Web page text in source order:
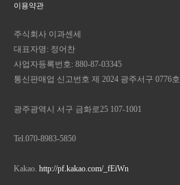
이용약관
주식회사 이과센세
대표자명: 정어찬
사업자등록번호: 880-87-03345
통신판매업 신고번호 제 2024 광주서구 0776호
광주광역시 서구 금화로25 107-1001
Tel.070-8983-5850
Kakao. http://pf.kakao.com/_fEiWn